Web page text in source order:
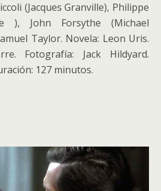
(Jacques Granville), Philippe
), John Forsythe (Michael
Taylor. Novela: Leon Uris.
Fotografía: Jack Hildyard.
127 minutos.